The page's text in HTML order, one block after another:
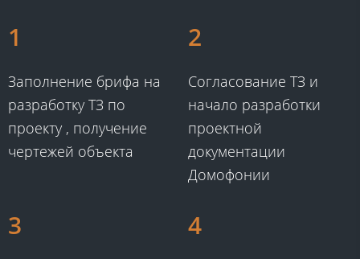
1
Заполнение брифа на
разработку ТЗ по
проекту , получение
чертежей объекта​
2
Согласование ТЗ и
начало разработки
проектной
документации
Домофонии​
3 4